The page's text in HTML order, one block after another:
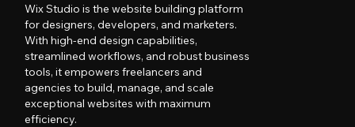
Wix Studio is the website building platform
for designers, developers, and marketers.
With high-end design capabilities,
streamlined workflows, and robust business
tools, it empowers freelancers and
agencies to build, manage, and scale
exceptional websites with maximum
efficiency.